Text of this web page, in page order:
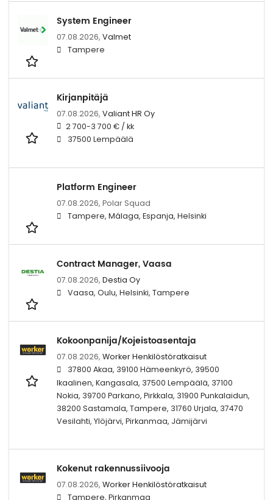
System Engineer
07.08.2026, Valmet
Tampere
Kirjanpitäjä
07.08.2026, Valiant HR Oy
2 700-3 700 € / kk
37500 Lempäälä
Platform Engineer
07.08.2026, Polar Squad
Tampere, Málaga, Espanja, Helsinki
Contract Manager, Vaasa
07.08.2026, Destia Oy
Vaasa, Oulu, Helsinki, Tampere
Kokoonpanija/Kojeistoasentaja
07.08.2026, Worker Henkilöstöratkaisut
37800 Akaa, 39100 Hämeenkyrö, 39500
Ikaalinen, Kangasala, 37500 Lempäälä, 37100
Nokia, 39700 Parkano, Pirkkala, 31900 Punkalaidun,
38200 Sastamala, Tampere, 31760 Urjala, 37470
Vesilahti, Ylöjärvi, Pirkanmaa, Jämijärvi
Kokenut rakennussiivooja
07.08.2026, Worker Henkilöstöratkaisut
Tampere, Pirkanmaa